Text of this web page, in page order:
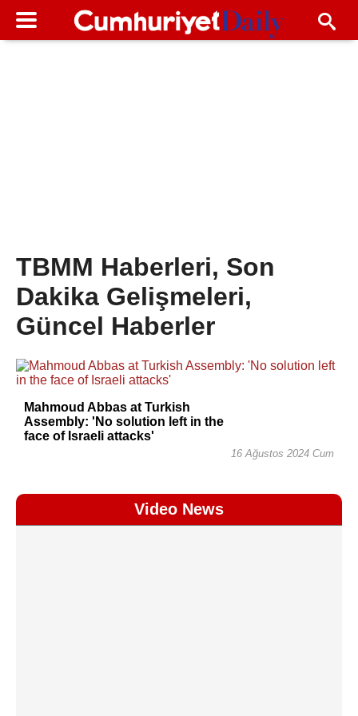
TBMM Haberleri, Son
Dakika Gelişmeleri,
Güncel Haberler
Mahmoud Abbas at Turkish
Assembly: 'No solution left in the
face of Israeli attacks'
16 Ağustos 2024 Cum
Video News